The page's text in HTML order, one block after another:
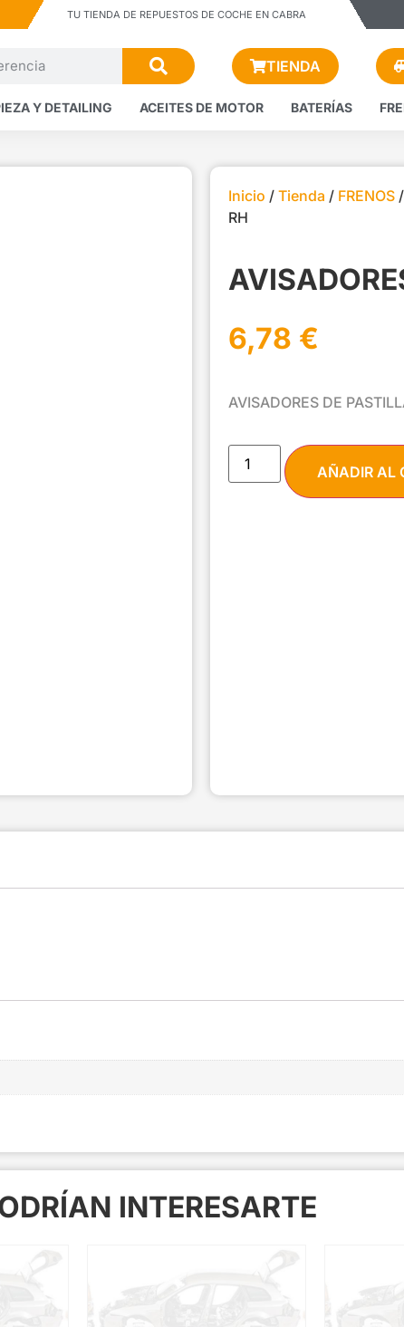
TU TIENDA DE REPUESTOS DE COCHE EN CABRA
TIENDA
Y DETAILING ACEITES DE MOTOR BATERÍAS
Inicio / Tienda / FRENOS /
RH
6,78 €
AVISADORES DE
AÑADIR AL
INTERESARTE